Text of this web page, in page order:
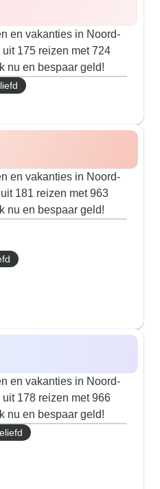
en vakanties in Noord-
175 reizen met 724
nu en bespaar geld!
en vakanties in Noord-
181 reizen met 963
nu en bespaar geld!
en vakanties in Noord-
178 reizen met 966
nu en bespaar geld!